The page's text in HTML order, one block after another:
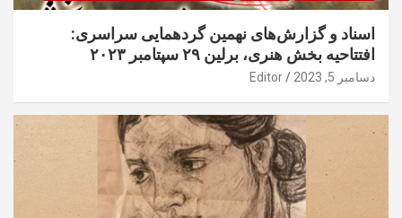
اسناد و گزارش‌های نهمین گردهمایی سراسری:
افتتاحیه بخش هنری، برلین ۲۹ سپتامبر ۲۰۲۳
دسامبر 5, 2023 Editor